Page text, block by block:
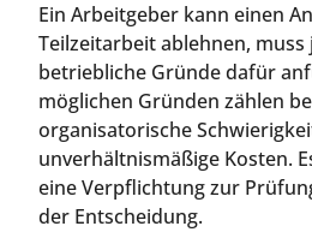
Ein Arbeitgeber kann einen
Teilzeitarbeit ablehnen,
betriebliche Gründe dafür
möglichen Gründen zählen
organisatorische
unverhältnismäßige Kosten.
eine Verpflichtung zur
der Entscheidung.